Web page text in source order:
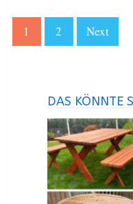
1 2 Next
DAS KÖNNTE